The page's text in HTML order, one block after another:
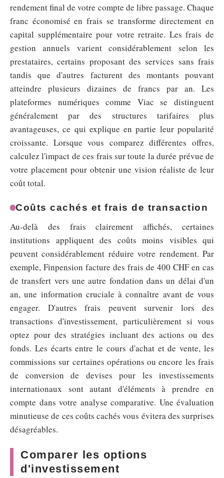
rendement final de votre compte de libre passage. Chaque
franc économisé en frais se transforme directement en
capital supplémentaire pour votre retraite. Les frais de
gestion annuels varient considérablement selon les
prestataires, certains proposant des services sans frais
tandis que d'autres facturent des montants pouvant
atteindre plusieurs dizaines de francs par an. Les
plateformes numériques comme Viac se distinguent
généralement par des structures tarifaires plus
avantageuses, ce qui explique en partie leur popularité
croissante. Lorsque vous comparez différentes offres,
calculez l'impact de ces frais sur toute la durée prévue de
votre placement pour obtenir une vision réaliste de leur
coût total.
Coûts cachés et frais de transaction
Au-delà des frais clairement affichés, certaines
institutions appliquent des coûts moins visibles qui
peuvent considérablement réduire votre rendement. Par
exemple, Finpension facture des frais de 400 CHF en cas
de transfert vers une autre fondation dans un délai d'un
an, une information cruciale à connaître avant de vous
engager. D'autres frais peuvent survenir lors des
transactions d'investissement, particulièrement si vous
optez pour des stratégies incluant des actions ou des
fonds. Les écarts entre le cours d'achat et de vente, les
commissions sur certaines opérations ou encore les frais
de conversion de devises pour les investissements
internationaux sont autant d'éléments à prendre en
compte dans votre analyse comparative. Une évaluation
minutieuse de ces coûts cachés vous évitera des surprises
désagréables.
Comparer les options
d'investissement